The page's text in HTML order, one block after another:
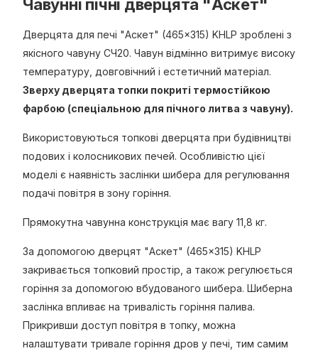
Чавунні пічні дверцята "Аскет"
Дверцята для печі "Аскет" (465×315) KHLP зроблені з
якісного чавуну СЧ20. Чавун відмінно витримує високу
температуру, довговічний і естетичний матеріал.
Зверху дверцята топки покриті термостійкою
фарбою (спеціальною для пічного литва з чавуну).
Використовуються топкові дверцята при будівництві
подових і колосникових печей. Особливістю цієї
моделі є наявність заслінки шибера для регулювання
подачі повітря в зону горіння.
Прямокутна чавунна конструкція має вагу 11,8 кг.
За допомогою дверцят "Аскет" (465×315) KHLP
закривається топковий простір, а також регулюється
горіння за допомогою вбудованого шибера. Шиберна
заслінка впливає на тривалість горіння палива.
Прикривши доступ повітря в топку, можна
налаштувати тривале горіння дров у печі, тим самим